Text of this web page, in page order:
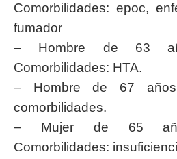
Comorbilidades: epoc,
fumador
– Hombre de 63
Comorbilidades: HTA.
– Hombre de 67
comorbilidades.
– Mujer de 65
Comorbilidades: